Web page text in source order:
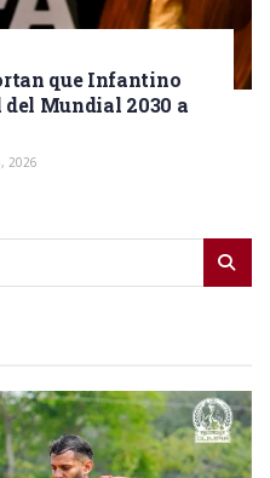
que Infantino
Mundial 2030 a
2026